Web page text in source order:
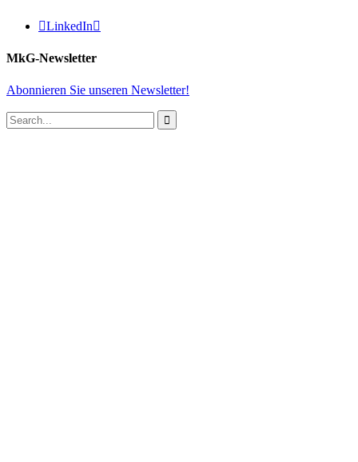
LinkedIn
MkG-Newsletter
Abonnieren Sie unseren Newsletter!
